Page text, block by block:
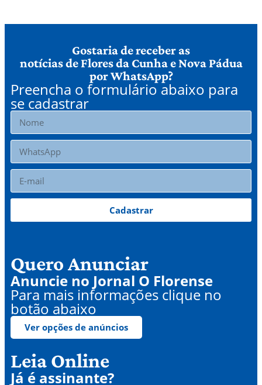
Gostaria de receber as
notícias de Flores da Cunha e Nova Pádua
por WhatsApp?
Preencha o formulário abaixo para
se cadastrar
Cadastrar
Quero Anunciar
Anuncie no Jornal O Florense
Para mais informações clique no
botão abaixo
Ver opções de anúncios
Leia Online
Já é assinante?